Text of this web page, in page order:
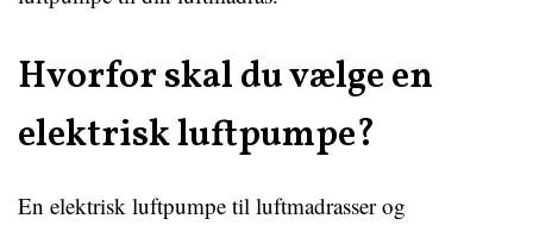
Hvorfor skal du vælge en
elektrisk luftpumpe?
En elektrisk luftpumpe til luftmadrasser og